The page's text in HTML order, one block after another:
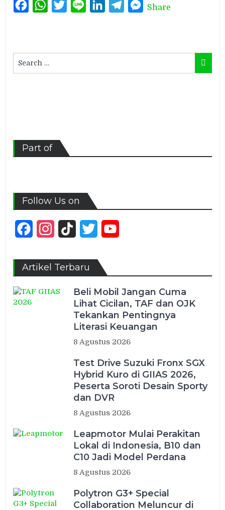
FacebookWhatsAppTwitterLine LinkedInTelegramMessenger
Share
for:
Search
Part of
Follow Us on
FacebookInstagram
TikTok Twitter
Artikel Terbaru
Beli Mobil Jangan Cuma
Lihat Cicilan, TAF dan OJK
Tekankan Pentingnya
Literasi Keuangan
8 Agustus 2026
Test Drive Suzuki Fronx SGX
Hybrid Kuro di GIIAS 2026,
Peserta Soroti Desain Sporty
dan DVR
8 Agustus 2026
Leapmotor Mulai Perakitan
Lokal di Indonesia, B10 dan
C10 Jadi Model Perdana
8 Agustus 2026
Polytron G3+ Special
Collaboration Meluncur di